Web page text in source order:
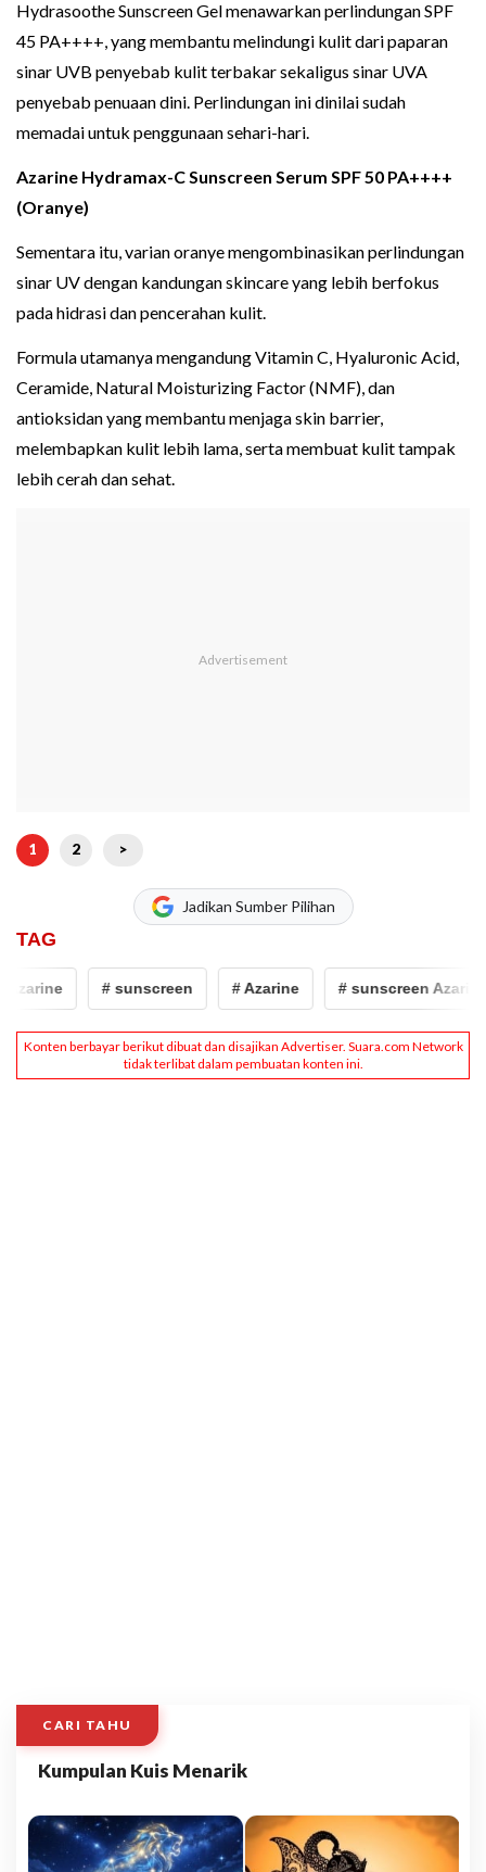
Hydrasoothe Sunscreen Gel menawarkan perlindungan SPF
45 PA++++, yang membantu melindungi kulit dari paparan
sinar UVB penyebab kulit terbakar sekaligus sinar UVA
penyebab penuaan dini. Perlindungan ini dinilai sudah
memadai untuk penggunaan sehari-hari.
Azarine Hydramax-C Sunscreen Serum SPF 50 PA++++
(Oranye)
Sementara itu, varian oranye mengombinasikan perlindungan
sinar UV dengan kandungan skincare yang lebih berfokus
pada hidrasi dan pencerahan kulit.
Formula utamanya mengandung Vitamin C, Hyaluronic Acid,
Ceramide, Natural Moisturizing Factor (NMF), dan
antioksidan yang membantu menjaga skin barrier,
melembapkan kulit lebih lama, serta membuat kulit tampak
lebih cerah dan sehat.
1 2 >
Jadikan Sumber Pilihan
TAG
# sunscreen # Azarine # sunscreen Azarine
CARI TAHU
Kumpulan Kuis Menarik